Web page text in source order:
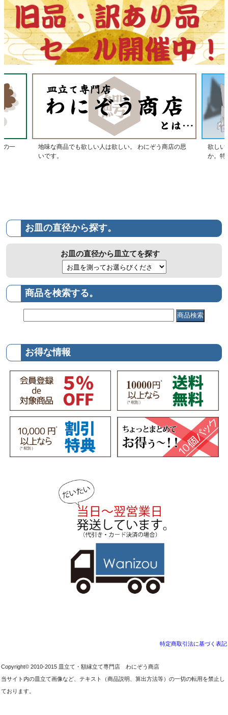
の一
地味な商品でも欲しい人は欲しい。 わにぞう商店の思
いです。
欲しい
か。特
お皿の直径から探す。
お皿の直径から皿立てを探す
商品を検索する。
お得な情報
特定商取引法に基づく表記
Copyright© 2010-2015 皿立て・額縁立て専門店 わにぞう商店
当サイト内の皿立て画像など、テキスト（商品説明、算出方法等）の一切の転用を禁止し
ております。